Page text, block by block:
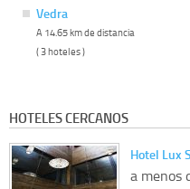
Vedra
A 14.65 km de distancia
( 3 hoteles )
HOTELES CERCANOS
Hotel Lux
a menos